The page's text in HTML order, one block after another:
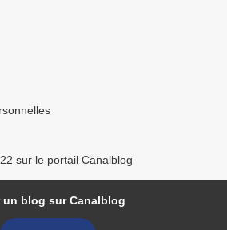
sur le portail Canalblog
un blog sur Canalblog